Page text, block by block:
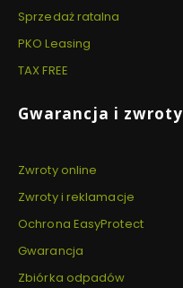
Sprzedaż ratalna
PKO Leasing
TAX FREE
Gwarancja i zwroty
Zwroty online
Zwroty i reklamacje
Ochrona EasyProtect
Gwarancja
Zbiórka odpadów